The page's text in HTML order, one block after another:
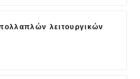
λειτουργικών